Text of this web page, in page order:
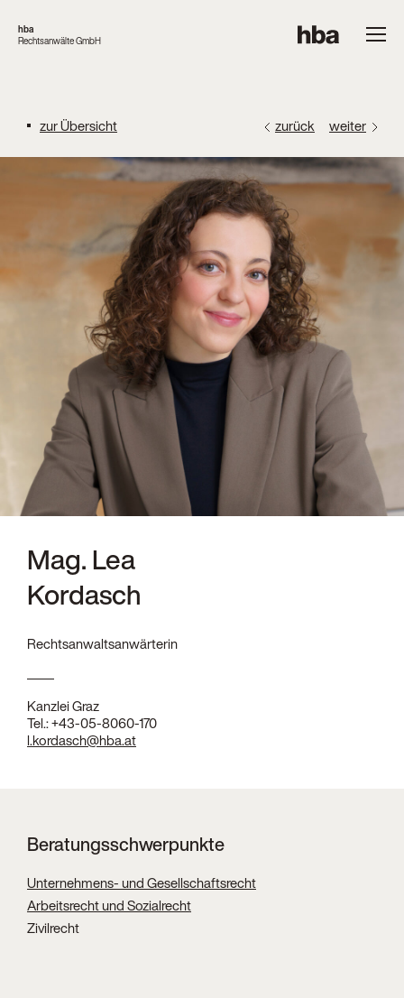
hba
Rechtsanwälte GmbH
zur Übersicht zurück weiter
Mag. Lea
Kordasch
Rechtsanwaltsanwärterin
Kanzlei Graz
Tel.:+43-05-8060-170
l.kordasch@hba.at
Beratungsschwerpunkte
Unternehmens- und Gesellschaftsrecht
Arbeitsrecht und Sozialrecht
Zivilrecht